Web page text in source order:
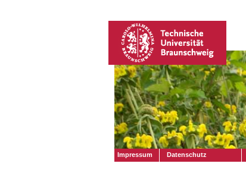
Impressum Datenschutz